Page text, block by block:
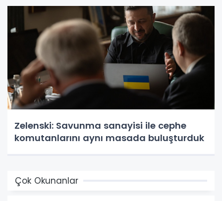
Zelenski: Savunma sanayisi ile cephe
komutanlarını aynı masada buluşturduk
Çok Okunanlar